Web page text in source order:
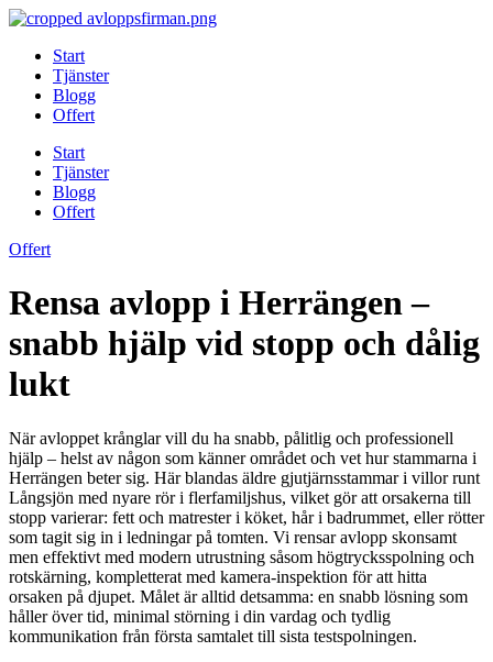
Skip
contentStart
Tjänster
Blogg
Offert
Start
Tjänster
Blogg
Offert
Offert
Rensa avlopp i Herrängen –
snabb hjälp vid stopp och dålig
lukt
När avloppet krånglar vill du ha snabb, pålitlig och professionell
hjälp – helst av någon som känner området och vet hur stammarna i
Herrängen beter sig. Här blandas äldre gjutjärnsstammar i villor runt
Långsjön med nyare rör i flerfamiljshus, vilket gör att orsakerna till
stopp varierar: fett och matrester i köket, hår i badrummet, eller rötter
som tagit sig in i ledningar på tomten. Vi rensar avlopp skonsamt
men effektivt med modern utrustning såsom högtrycksspolning och
rotskärning, kompletterat med kamera-inspektion för att hitta
orsaken på djupet. Målet är alltid detsamma: en snabb lösning som
håller över tid, minimal störning i din vardag och tydlig
kommunikation från första samtalet till sista testspolningen.